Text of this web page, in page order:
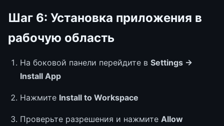
Шаг 6: Установка приложения в
рабочую область
На боковой панели перейдите в Settings →
Install App
Нажмите Install to Workspace
Проверьте разрешения и нажмите Allow